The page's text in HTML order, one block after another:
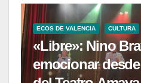
ECOS DE VALENCIA CULTURA
«Libre»: Nino
emocionar